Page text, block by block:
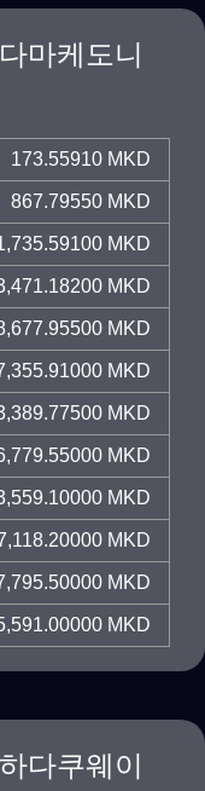
마케도니
173.55910 MKD
867.79550 MKD
MKD
MKD
MKD
MKD
MKD
MKD
MKD
MKD
MKD
MKD
다쿠웨이